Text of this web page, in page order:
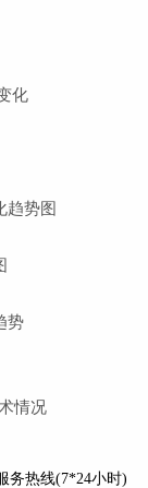
化
趋势图
势
情况
务热线(7*24小时)